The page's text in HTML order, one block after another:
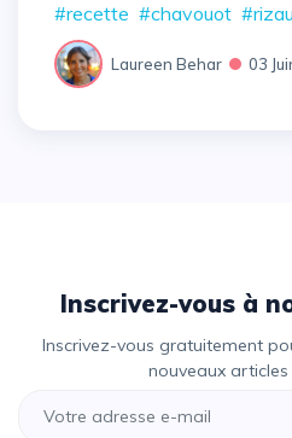
#recette #chavouot
Laureen Behar 03
Inscrivez-vous à
Inscrivez-vous gratuitement pour être tenus informés des
nouveaux articles